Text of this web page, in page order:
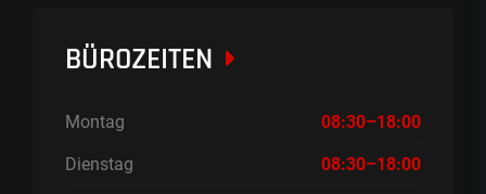
BÜROZEITEN
Montag 08:30–18:00
Dienstag 08:30–18:00